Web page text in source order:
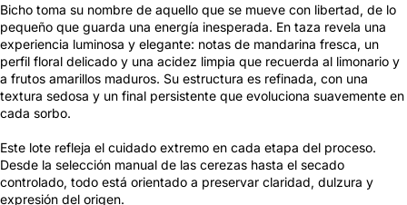
Bicho toma su nombre de aquello que se mueve con libertad, de lo
pequeño que guarda una energía inesperada. En taza revela una
experiencia luminosa y elegante: notas de mandarina fresca, un
perfil floral delicado y una acidez limpia que recuerda al limonario y
a frutos amarillos maduros. Su estructura es refinada, con una
textura sedosa y un final persistente que evoluciona suavemente en
cada sorbo.
Este lote refleja el cuidado extremo en cada etapa del proceso.
Desde la selección manual de las cerezas hasta el secado
controlado, todo está orientado a preservar claridad, dulzura y
expresión del origen.